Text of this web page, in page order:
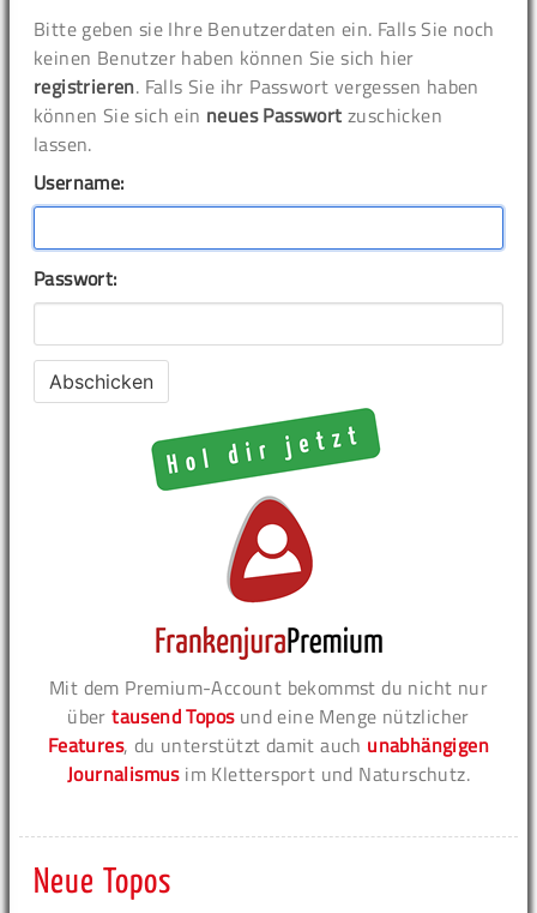
Bitte geben sie Ihre Benutzerdaten ein. Falls Sie noch
keinen Benutzer haben können Sie sich hier
registrieren. Falls Sie ihr Passwort vergessen haben
können Sie sich ein neues Passwort zuschicken
lassen.
Username:
Passwort:
Mit dem Premium-Account bekommst du nicht nur
übertausend Toposund eine Menge nützlicher
Features, du unterstützt damit auch unabhängigen
Journalismusim Klettersport und Naturschutz.
Neue Topos